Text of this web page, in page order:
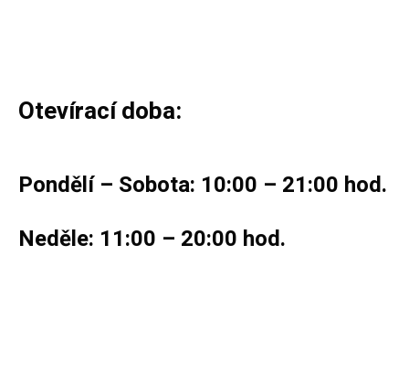
Otevírací doba:
Pondělí – Sobota: 10:00 – 21:00 hod.
Neděle: 11:00 – 20:00 hod.